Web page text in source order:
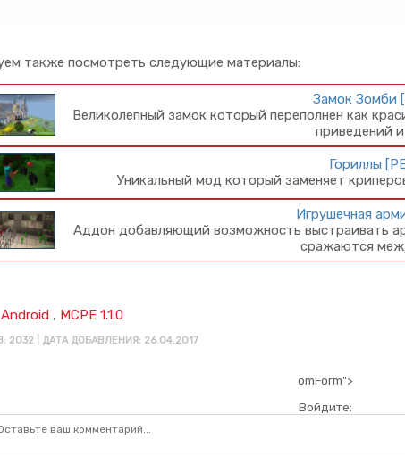
также посмотреть следующие материалы:
Замок Зомби
Великолепный замок который переполнен как
приведений
Гориллы [PE
Уникальный мод который заменяет
Игрушечная
Аддон добавляющий возможность выстраивать
сражаются
, MCPE 1.1.0
2032 | ДАТА ДОБАВЛЕНИЯ: 26.04.2017
omForm">
Войдите: